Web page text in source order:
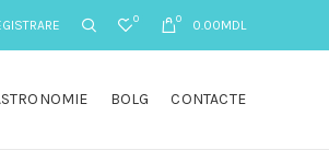
0 0 0.00MDL
BOLG CONTACTE